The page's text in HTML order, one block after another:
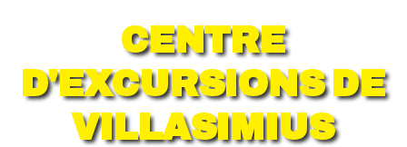
CENTRE
D'EXCURSIONS DE
VILLASIMIUS